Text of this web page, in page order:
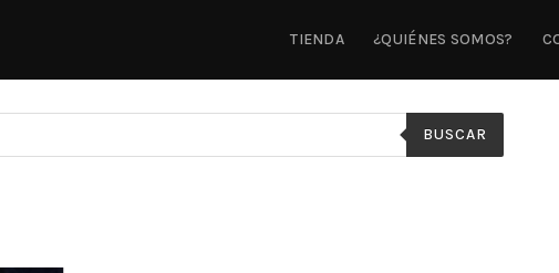
TIENDA ¿QUIÉNES SOMOS?
BUSCAR